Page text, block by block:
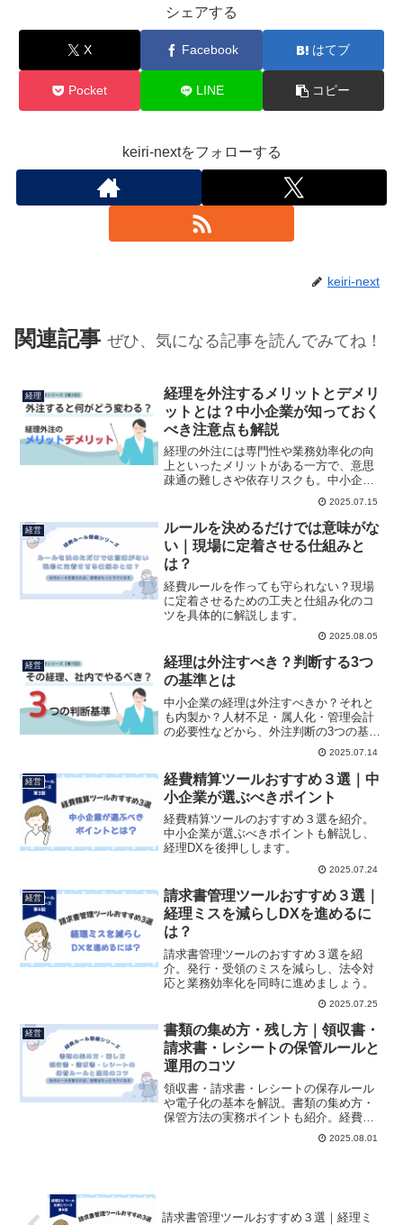
シェアする
X Facebook はてブ
Pocket LINE コピー
keiri-nextをフォローする
keiri-next
関連記事 ぜひ、気になる記事を読んでみてね！
経理
経理を外注するメリットとデメリ
ットとは？中小企業が知っておく
べき注意点も解説
経理の外注には専門性や業務効率化の向
上といったメリットがある一方で、意思
疎通の難しさや依存リスクも。中小企業
が注意すべきポイントをわかりやすく解
2025.07.15
経営
ルールを決めるだけでは意味がな
い｜現場に定着させる仕組みと
は？
経費ルールを作っても守られない？現場
に定着させるための工夫と仕組み化のコ
ツを具体的に解説します。
2025.08.05
経営
経理は外注すべき？判断する3つ
の基準とは
中小企業の経理は外注すべきか？それと
も内製か？人材不足・属人化・管理会計
の必要性などから、外注判断の3つの基準
をわかりやすく解説。経理業務の分解と
最適な設計方法も紹介します。
2025.07.14
経営
経費精算ツールおすすめ３選｜中
小企業が選ぶべきポイント
経費精算ツールのおすすめ３選を紹介。
中小企業が選ぶべきポイントも解説し、
経理DXを後押しします。
2025.07.24
経営
請求書管理ツールおすすめ３選｜
経理ミスを減らしDXを進めるに
は？
請求書管理ツールのおすすめ３選を紹
介。発行・受領のミスを減らし、法令対
応と業務効率化を同時に進めましょう。
2025.07.25
経営
書類の集め方・残し方｜領収書・
請求書・レシートの保管ルールと
運用のコツ
領収書・請求書・レシートの保存ルール
や電子化の基本を解説。書類の集め方・
保管方法の実務ポイントも紹介。経費処
理を効率化したい中小企業におすすめで
2025.08.01
請求書管理ツールおすすめ３選｜経理ミ